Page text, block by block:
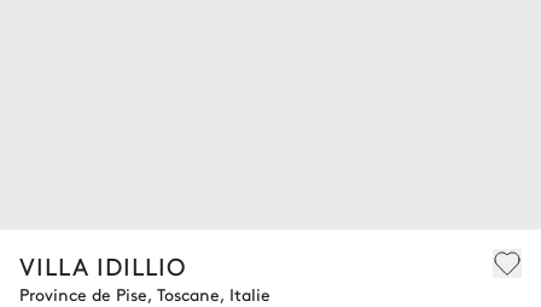
VILLA IDILLIO
Province de Pise, Toscane, Italie